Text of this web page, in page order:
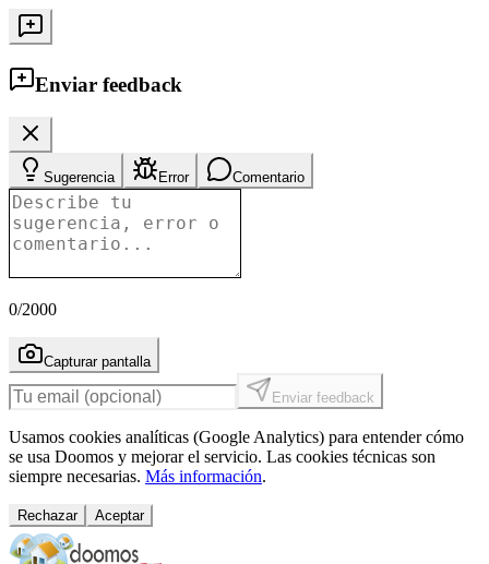
Enviar feedback
Sugerencia Error Comentario
0/2000
Capturar pantalla
Enviar feedback
Usamos cookies analíticas (Google Analytics) para entender cómo
se usa Doomos y mejorar el servicio. Las cookies técnicas son
siempre necesarias. Más información.
Rechazar Aceptar